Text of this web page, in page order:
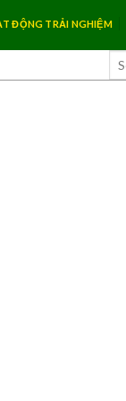
ĐỘNG TRẢI NGHIỆM